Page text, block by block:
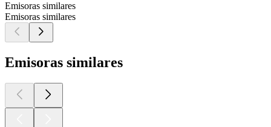
Emisoras similares
Emisoras similares
Emisoras similares